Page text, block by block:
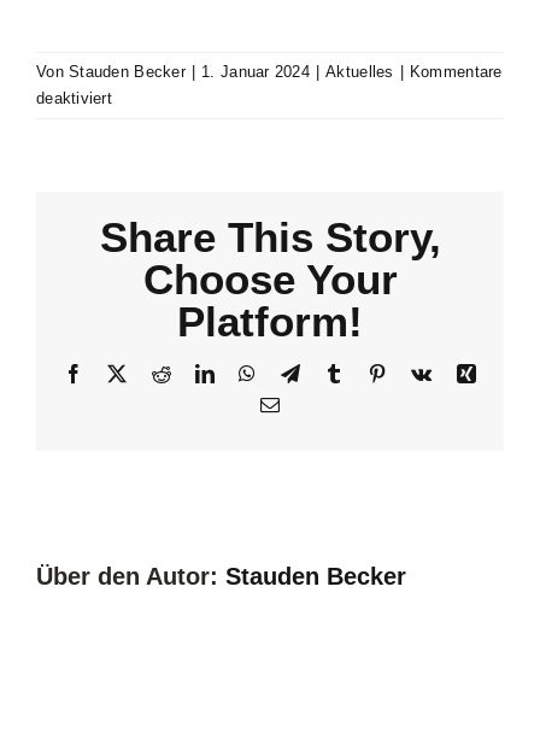
VonStauden Becker 1. Januar 2024 Aktuelles
Kommentare
deaktiviertfür
Share This Story,
Choose Your
Platform!
Facebook RedditLinkedInWhatsApp
TelegramTumblr Pinterest
Vk
Xing
E-
Über den Autor: Stauden Becker